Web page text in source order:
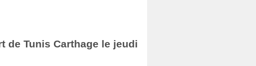
de Tunis Carthage le jeudi